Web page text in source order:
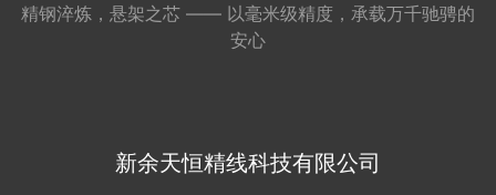
精钢淬炼，悬架之芯 —— 以毫米级精度，承载万千驰骋的
安心
新余天恒精线科技有限公司